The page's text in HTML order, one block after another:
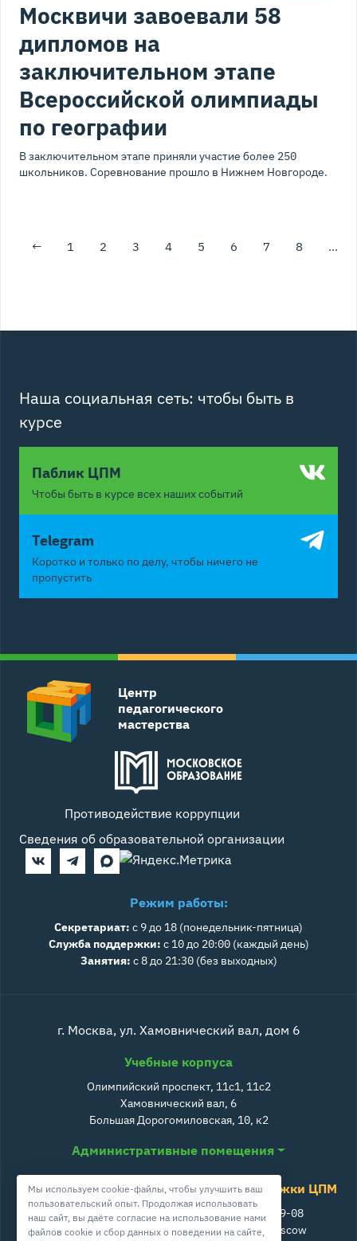
Москвичи завоевали 58
дипломов на
заключительном этапе
Всероссийской олимпиады
по географии
В заключительном этапе приняли участие более 250
школьников. Соревнование прошло в Нижнем Новгороде.
← 1 2 3 4 5 6 7 8 …
Наша социальная сеть: чтобы быть в
курсе
Паблик ЦПМ
Чтобы быть в курсе всех наших событий
Telegram
Коротко и только по делу, чтобы ничего не
пропустить
Центр
педагогического
мастерства
Противодействие коррупции
Сведения об образовательной организации
Режим работы:
Секретариат: с 9 до 18 (понедельник-пятница)
Служба поддержки: с 10 до 20:00 (каждый день)
Занятия: с 8 до 21:30 (без выходных)
г. Москва, ул. Хамовнический вал, дом 6
Учебные корпуса
Олимпийский проспект, 11с1, 11с2
Хамовнический вал, 6
Большая Дорогомиловская, 10, к2
Административные помещения
Служба поддержки ЦПМ
+7 800 511-39-08
info@cpm.moscow
Мы используем cookie-файлы, чтобы улучшить ваш
пользовательский опыт. Продолжая использовать
наш сайт, вы даёте согласие на использование нами
файлов cookie и сбор данных о поведении на сайте,